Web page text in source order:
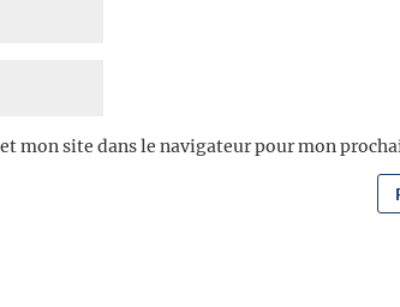
mon site dans le navigateur pour mon